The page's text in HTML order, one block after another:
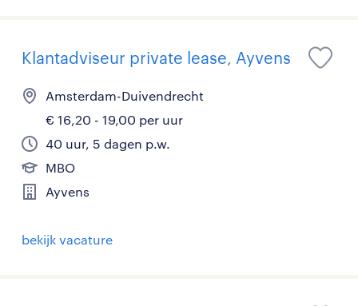
Klantadviseur private lease, Ayvens
Amsterdam-Duivendrecht
€ 16,20 - 19,00 per uur
40 uur, 5 dagen p.w.
MBO
Ayvens
bekijk vacature